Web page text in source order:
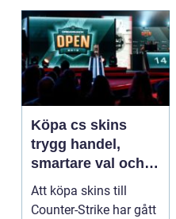
Köpa cs skins
trygg handel,
smartare val och
bättre affärer
Att köpa skins till
Counter-Strike har gått